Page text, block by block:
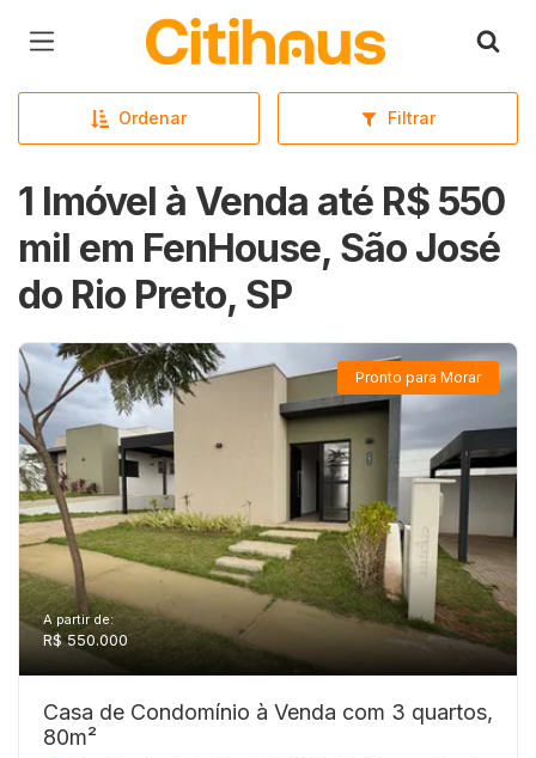
Página inicial
Ordenar Filtrar
1 Imóvel à Venda até R$ 550
mil em FenHouse, São José
do Rio Preto, SP
Pronto para Morar
A partir de:
R$ 550.000
Casa de Condomínio à Venda com 3 quartos,
80m²